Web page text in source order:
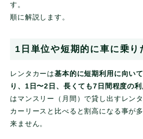
す。
順に解説します。
1日単位や短期的に車に乗り
レンタカーは基本的に短期利用に向い
り、1日〜2日、長くても7日間程度の
はマンスリー（月間）で貸し出すレン
カーリースと比べると割高になる事が
来ません。